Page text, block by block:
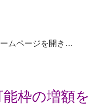
ムページを開き…
枠の増額を